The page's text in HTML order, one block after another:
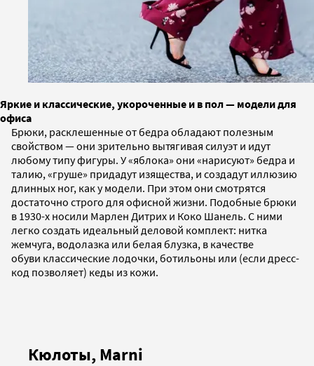
Яркие и классические, укороченные и в пол — модели для
офиса
Брюки, расклешенные от бедра обладают полезным
свойством — они зрительно вытягивая силуэт и идут
любому типу фигуры. У «яблока» они «нарисуют» бедра и
талию, «груше» придадут изящества, и создадут иллюзию
длинных ног, как у модели. При этом они смотрятся
достаточно строго для офисной жизни. Подобные брюки
в 1930-х носили Марлен Дитрих и Коко Шанель. С ними
легко создать идеальный деловой комплект: нитка
жемчуга, водолазка или белая блузка, в качестве
обуви классические лодочки, ботильоны или (если дресс-
код позволяет) кеды из кожи.
Кюлоты, Marni